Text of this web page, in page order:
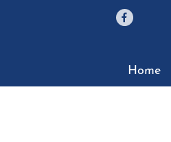
Home